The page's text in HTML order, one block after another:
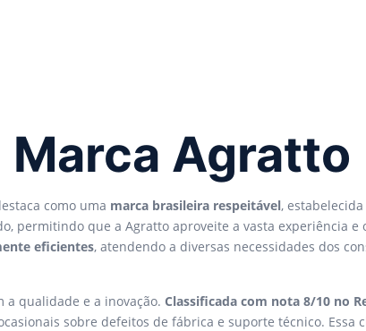
Marca Agratto
como uma marca brasileira respeitável,
permitindo que a Agratto aproveite a vasta experiência
eficientes, atendendo a diversas necessidades dos
qualidade e a inovação. Classificada com nota 8/10 no
sobre defeitos de fábrica e suporte técnico.